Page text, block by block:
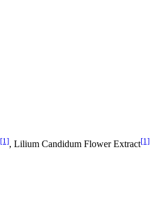
[1], Lilium Candidum Flower Extract[1]